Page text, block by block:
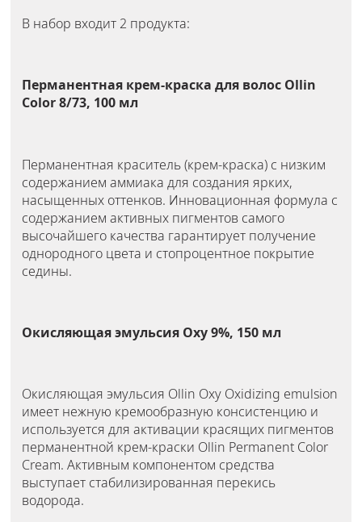
В набор входит 2 продукта:
Перманентная крем-краска для волос Ollin
Color 8/73, 100 мл
Перманентная краситель (крем-краска) с низким
содержанием аммиака для создания ярких,
насыщенных оттенков. Инновационная формула с
содержанием активных пигментов самого
высочайшего качества гарантирует получение
однородного цвета и стопроцентное покрытие
седины.
Окисляющая эмульсия Oxy 9%, 150 мл
Окисляющая эмульсия Ollin Oxy Oxidizing emulsion
имеет нежную кремообразную консистенцию и
используется для активации красящих пигментов
перманентной крем-краски Ollin Permanent Color
Cream. Активным компонентом средства
выступает стабилизированная перекись
водорода.